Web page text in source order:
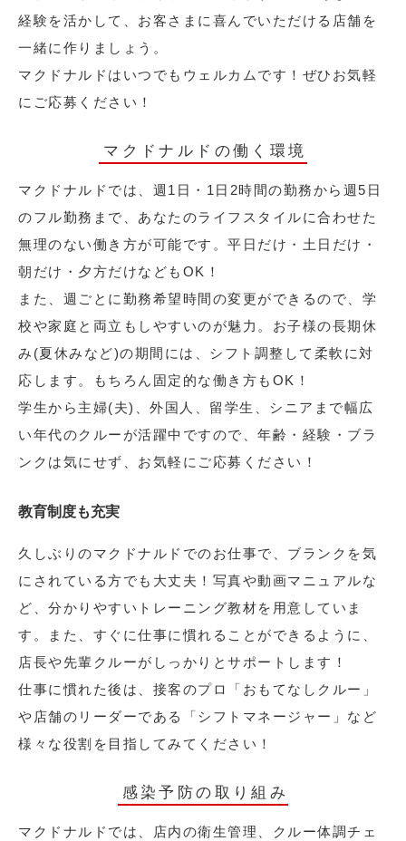
経験を活かして、お客さまに喜んでいただける店舗を
一緒に作りましょう。
マクドナルドはいつでもウェルカムです！ぜひお気軽
にご応募ください！
マクドナルドの働く環境
マクドナルドでは、週1日・1日2時間の勤務から週5日
のフル勤務まで、あなたのライフスタイルに合わせた
無理のない働き方が可能です。平日だけ・土日だけ・
朝だけ・夕方だけなどもOK！
また、週ごとに勤務希望時間の変更ができるので、学
校や家庭と両立もしやすいのが魅力。お子様の長期休
み(夏休みなど)の期間には、シフト調整して柔軟に対
応します。もちろん固定的な働き方もOK！
学生から主婦(夫)、外国人、留学生、シニアまで幅広
い年代のクルーが活躍中ですので、年齢・経験・ブラ
ンクは気にせず、お気軽にご応募ください！
教育制度も充実
久しぶりのマクドナルドでのお仕事で、ブランクを気
にされている方でも大丈夫！写真や動画マニュアルな
ど、分かりやすいトレーニング教材を用意していま
す。また、すぐに仕事に慣れることができるように、
店長や先輩クルーがしっかりとサポートします！
仕事に慣れた後は、接客のプロ「おもてなしクルー」
や店舗のリーダーである「シフトマネージャー」など
様々な役割を目指してみてください！
感染予防の取り組み
マクドナルドでは、店内の衛生管理、クルー体調チェ